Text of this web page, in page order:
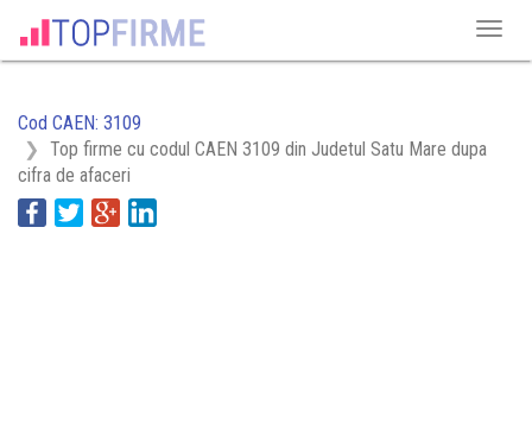
Cod CAEN: 3109
Top firme cu codul CAEN 3109 din Judetul Satu Mare dupa
cifra de afaceri